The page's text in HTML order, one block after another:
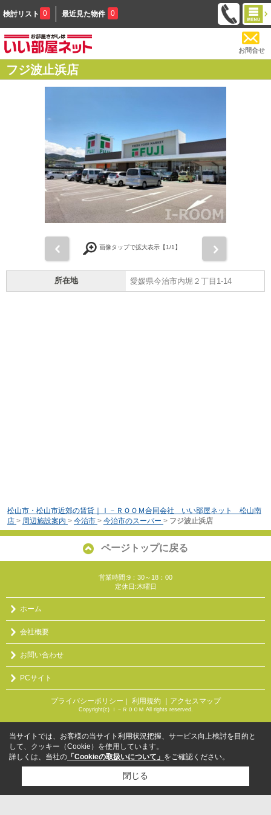
検討リスト 0 最近見た物件 0
お問合せ
フジ波止浜店
画像タップで拡大表示【1/1】
所在地 愛媛県今治市内堀２丁目1-14
松山市・松山市近郊の賃貸｜Ｉ－ＲＯＯＭ合同会社 いい部屋ネット 松山南
店 > 周辺施設案内 > 今治市 > 今治市のスーパー > フジ波止浜店
ページトップに戻る
営業時間:9：30～18：00
定休日:木曜日
ホーム
会社概要
お問い合わせ
PCサイト
プライバシーポリシー ｜ 利用規約 ｜アクセスマップ
Copyright(c) Ｉ－ＲＯＯＭ All rights reserved.
当サイトでは、お客様の当サイト利用状況把握、サービス向上検討を目的と
して、クッキー（Cookie）を使用しています。
詳しくは、当社の 「Cookieの取扱いについて」 をご確認ください。
閉じる